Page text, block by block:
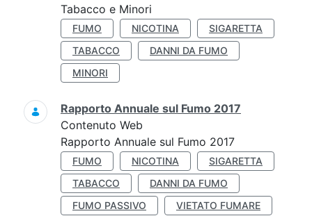
Tabacco e Minori
FUMO NICOTINA
SIGARETTA
TABACCO
DANNI DA FUMO
MINORI
Rapporto Annuale sul Fumo 2017
Contenuto Web
Rapporto Annuale sul Fumo 2017
FUMO NICOTINA
SIGARETTA
TABACCO
DANNI DA FUMO
FUMO PASSIVO
VIETATO FUMARE